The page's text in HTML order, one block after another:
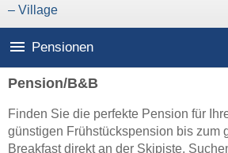
– Village
Pensionen
Pension/B&B
Finden Sie die perfekte Pension für
günstigen Frühstückspension bis zum
Breakfast direkt an der Skipiste.